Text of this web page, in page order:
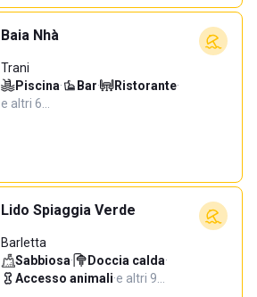
Baia Nhà
Trani
Piscina· Bar· Ristorante·
e altri 6…
Lido Spiaggia Verde
Barletta
Sabbiosa· Doccia calda·
Accesso animali·e altri 9…